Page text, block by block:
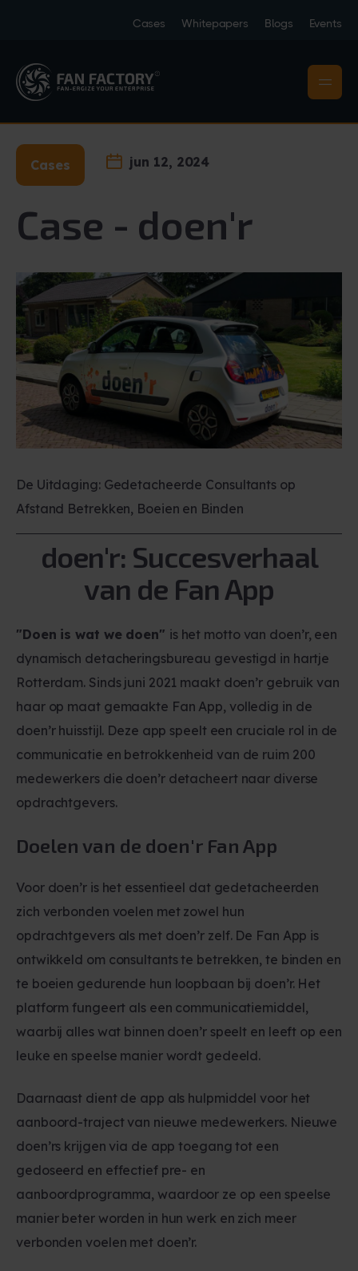
Cases Whitepapers Blogs Events
Cases jun 12, 2024
Case - doen'r
De Uitdaging: Gedetacheerde Consultants op
Afstand Betrekken, Boeien en Binden
doen'r: Succesverhaal
van de Fan App
"Doen is wat we doen" is het motto van doen’r, een
dynamisch detacheringsbureau gevestigd in hartje
Rotterdam. Sinds juni 2021 maakt doen’r gebruik van
haar op maat gemaakte Fan App, volledig in de
doen’r huisstijl. Deze app speelt een cruciale rol in de
communicatie en betrokkenheid van de ruim 200
medewerkers die doen’r detacheert naar diverse
opdrachtgevers.
Doelen van de doen'r Fan App
Voor doen’r is het essentieel dat gedetacheerden
zich verbonden voelen met zowel hun
opdrachtgevers als met doen’r zelf. De Fan App is
ontwikkeld om consultants te betrekken, te binden en
te boeien gedurende hun loopbaan bij doen’r. Het
platform fungeert als een communicatiemiddel,
waarbij alles wat binnen doen’r speelt en leeft op een
leuke en speelse manier wordt gedeeld.
Daarnaast dient de app als hulpmiddel voor het
aanboord-traject van nieuwe medewerkers. Nieuwe
doen’rs krijgen via de app toegang tot een
gedoseerd en effectief pre- en
aanboordprogramma, waardoor ze op een speelse
manier beter worden in hun werk en zich meer
verbonden voelen met doen’r.